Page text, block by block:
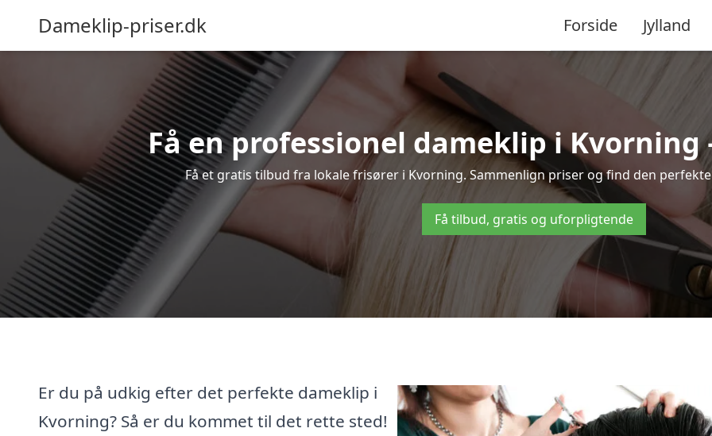
Dameklip-priser.dk Forside Jylland
Få en professionel dameklip i
Få et gratis tilbud fra lokale frisører i Kvorning. Sammenlign priser og find den
Få tilbud, gratis og uforpligtende
Er du på udkig efter det perfekte dameklip i
Kvorning? Så er du kommet til det rette sted!